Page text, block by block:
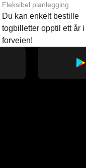
Fleksibel planlegging
Du kan enkelt bestille
togbilletter opptil ett år i
forveien!